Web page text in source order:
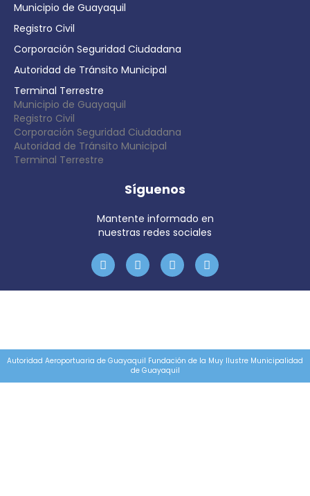
Municipio de Guayaquil
Registro Civil
Corporación Seguridad Ciudadana
Autoridad de Tránsito Municipal
Terminal Terrestre
Municipio de Guayaquil
Registro Civil
Corporación Seguridad Ciudadana
Autoridad de Tránsito Municipal
Terminal Terrestre
Síguenos
Mantente informado en
nuestras redes sociales
Autoridad Aeroportuaria de Guayaquil Fundación de la Muy Ilustre Municipalidad
de Guayaquil